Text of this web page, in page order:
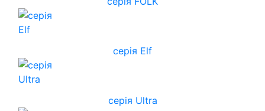
серія Elf
серія Ultra